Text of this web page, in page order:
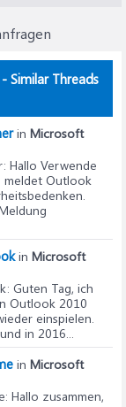
Similar Threads
in Microsoft
: Hallo Verwende
meldet Outlook
in Microsoft
: Guten Tag, ich
Outlook 2010
einspielen.
in 2016...
in Microsoft
: Hallo zusammen,